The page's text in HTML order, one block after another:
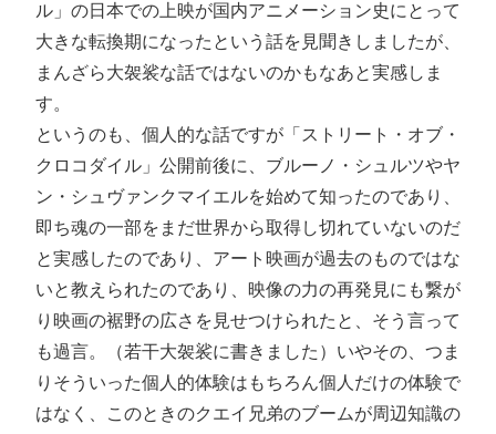
ル」の日本での上映が国内アニメーション史にとって
大きな転換期になったという話を見聞きしましたが、
まんざら大袈裟な話ではないのかもなあと実感しま
す。
というのも、個人的な話ですが「ストリート・オブ・
クロコダイル」公開前後に、ブルーノ・シュルツやヤ
ン・シュヴァンクマイエルを始めて知ったのであり、
即ち魂の一部をまだ世界から取得し切れていないのだ
と実感したのであり、アート映画が過去のものではな
いと教えられたのであり、映像の力の再発見にも繋が
り映画の裾野の広さを見せつけられたと、そう言って
も過言。（若干大袈裟に書きました）いやその、つま
りそういった個人的体験はもちろん個人だけの体験で
はなく、このときのクエイ兄弟のブームが周辺知識の